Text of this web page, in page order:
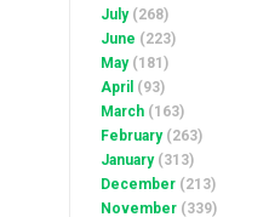
July(268)
June (223)
May(181)
April (93)
March (163)
February(263)
January(313)
December (213)
November (339)